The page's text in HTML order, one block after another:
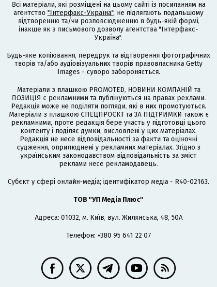
Всі матеріали, які розміщені на цьому сайті із посиланням на
агентство "Інтерфакс-Україна", не підлягають подальшому
відтворенню та/чи розповсюдженню в будь-якій формі,
інакше як з письмового дозволу агентства "Інтерфакс-
Україна".
Будь-яке копіювання, передрук та відтворення фотографічних
творів та/або аудіовізуальних творів правовласника Getty
Images - суворо забороняється.
Матеріали з плашкою PROMOTED, НОВИНИ КОМПАНІЙ та
ПОЗИЦІЯ є рекламними та публікуються на правах реклами.
Редакція може не поділяти погляди, які в них промотуються.
Матеріали з плашкою СПЕЦПРОЄКТ та ЗА ПІДТРИМКИ також є
рекламними, проте редакція бере участь у підготовці цього
контенту і поділяє думки, висловлені у цих матеріалах.
Редакція не несе відповідальності за факти та оціночні
судження, оприлюднені у рекламних матеріалах. Згідно з
українським законодавством відповідальність за зміст
реклами несе рекламодавець.
Cубєкт у сфері онлайн-медіа; ідентифікатор медіа - R40-02163.
ТОВ "УП Медіа Плюс"
Адреса: 01032, м. Київ, вул. Жилянська, 48, 50А
Телефон: +380 95 641 22 07